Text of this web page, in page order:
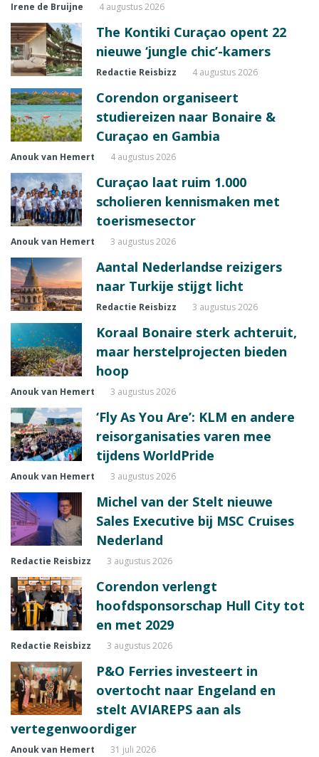
Irene de Bruijne 4 augustus 2026
The Kontiki Curaçao opent 22
nieuwe ‘jungle chic’-kamers
Redactie Reisbizz 4 augustus 2026
Corendon organiseert
studiereizen naar Bonaire &
Curaçao en Gambia
Anouk van Hemert 4 augustus 2026
Curaçao laat ruim 1.000
scholieren kennismaken met
toerismesector
Anouk van Hemert 3 augustus 2026
Aantal Nederlandse reizigers
naar Turkije stijgt licht
Redactie Reisbizz 3 augustus 2026
Koraal Bonaire sterk achteruit,
maar herstelprojecten bieden
hoop
Anouk van Hemert 3 augustus 2026
‘Fly As You Are’: KLM en andere
reisorganisaties varen mee
tijdens WorldPride
Anouk van Hemert 3 augustus 2026
Michel van der Stelt nieuwe
Sales Executive bij MSC Cruises
Nederland
Redactie Reisbizz 3 augustus 2026
Corendon verlengt
hoofdsponsorschap Hull City tot
en met 2029
Redactie Reisbizz 3 augustus 2026
P&O Ferries investeert in
overtocht naar Engeland en
stelt AVIAREPS aan als
vertegenwoordiger
Anouk van Hemert 31 juli 2026